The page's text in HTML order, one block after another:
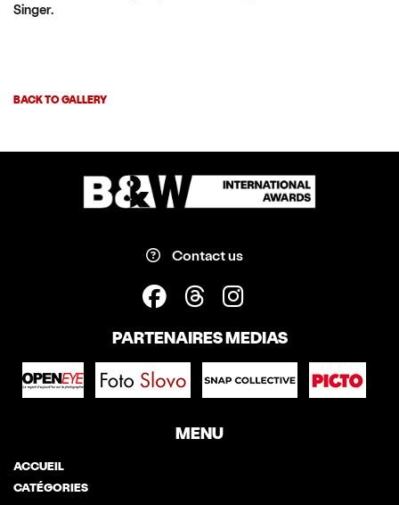
Singer.
BACK TO GALLERY
Contact us
PARTENAIRES MEDIAS
MENU
ACCUEIL
CATÉGORIES